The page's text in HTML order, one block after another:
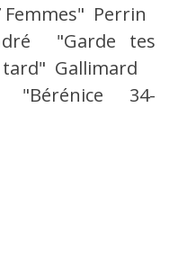
Perrin
"Garde tes
Gallimard
"Bérénice 34-